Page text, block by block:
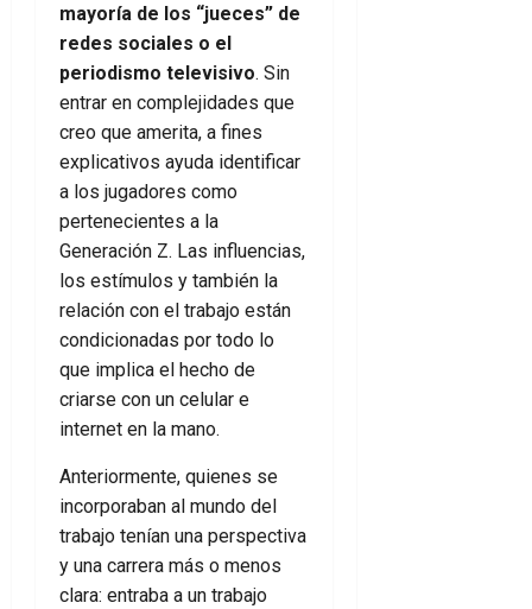
mayoría de los “jueces” de
redes sociales o el
periodismo televisivo. Sin
entrar en complejidades que
creo que amerita, a fines
explicativos ayuda identificar
a los jugadores como
pertenecientes a la
Generación Z. Las influencias,
los estímulos y también la
relación con el trabajo están
condicionadas por todo lo
que implica el hecho de
criarse con un celular e
internet en la mano.
Anteriormente, quienes se
incorporaban al mundo del
trabajo tenían una perspectiva
y una carrera más o menos
clara: entraba a un trabajo